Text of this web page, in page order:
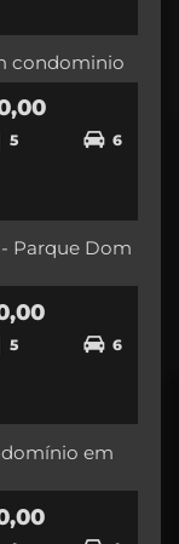
condominio
5 6
Parque Dom
5 6
em